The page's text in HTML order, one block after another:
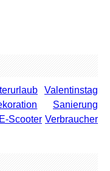
Valentinstag
Sanierung
E-Scooter Verbraucher